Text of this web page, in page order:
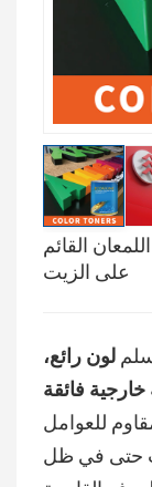
القائم
على الزيت
لون رائع،
خارجية فائقة
للعوامل
حتى في ظل